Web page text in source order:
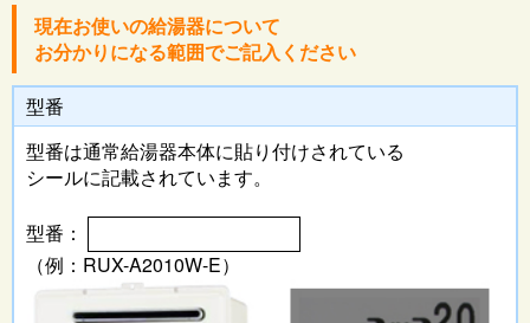
現在お使いの給湯器について
お分かりになる範囲でご記入ください
型番
型番は通常給湯器本体に貼り付けされている
シールに記載されています。
型番：
（例：RUX-A2010W-E）